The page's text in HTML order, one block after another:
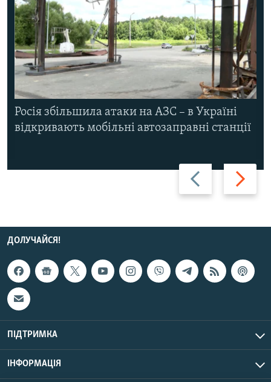
Назад Вперед
Росія збільшила атаки на АЗС – в Україні
відкривають мобільні автозаправні станції
ДОЛУЧАЙСЯ!
ПІДТРИМКА
ІНФОРМАЦІЯ